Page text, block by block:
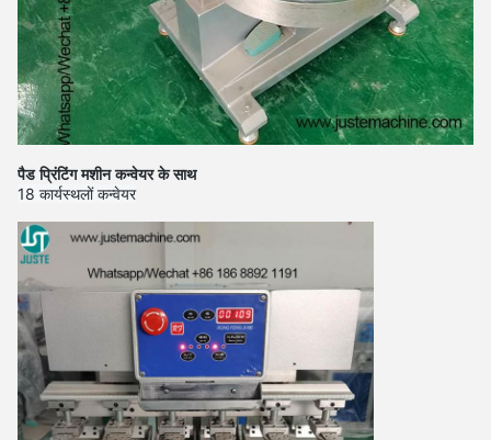
पैड प्रिंटिंग मशीन कन्वेयर के साथ
18 कार्यस्थलों कन्वेयर